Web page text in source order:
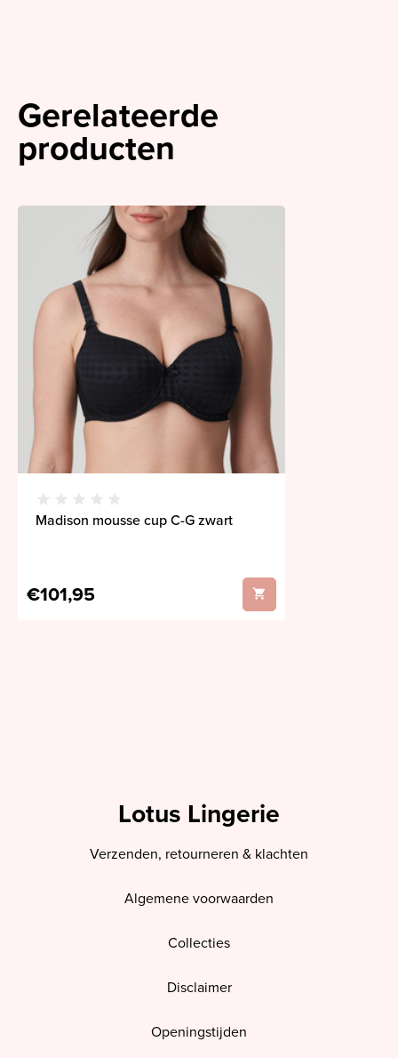
Gerelateerde
producten
Madison mousse cup C-G zwart
€101,95
Lotus Lingerie
Verzenden, retourneren & klachten
Algemene voorwaarden
Collecties
Disclaimer
Openingstijden